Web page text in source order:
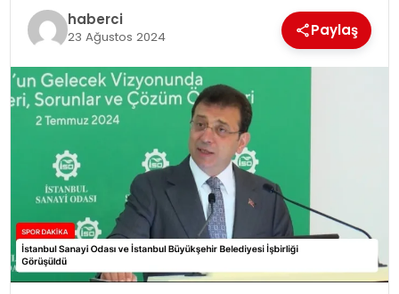
YAŞAM haberci
23 Ağustos 2024 Paylaş